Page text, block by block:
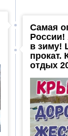
Самая
России!
в зиму!
прокат.
отдых